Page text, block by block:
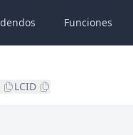
Funciones
LCID